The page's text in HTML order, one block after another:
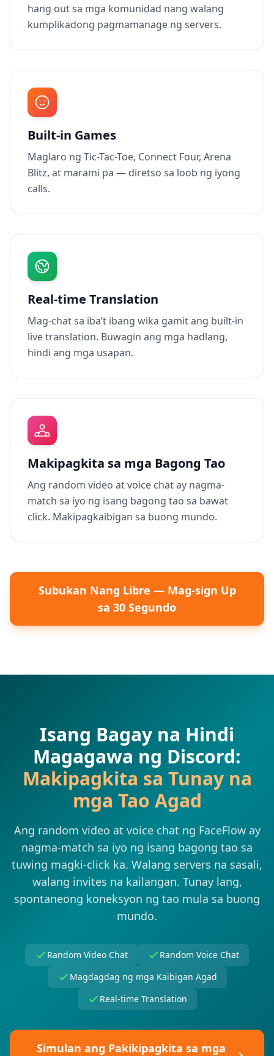
hang out sa mga komunidad nang walang
kumplikadong pagmamanage ng servers.
Built-in Games
Maglaro ng Tic-Tac-Toe, Connect Four, Arena
Blitz, at marami pa — diretso sa loob ng iyong
calls.
Real-time Translation
Mag-chat sa iba’t ibang wika gamit ang built-in
live translation. Buwagin ang mga hadlang,
hindi ang mga usapan.
Makipagkita sa mga Bagong Tao
Ang random video at voice chat ay nagma-
match sa iyo ng isang bagong tao sa bawat
click. Makipagkaibigan sa buong mundo.
Subukan Nang Libre — Mag-sign Up
sa 30 Segundo
Isang Bagay na Hindi
Magagawa ng Discord:
Makipagkita sa Tunay na
mga Tao Agad
Ang random video at voice chat ng FaceFlow ay
nagma-match sa iyo ng isang bagong tao sa
tuwing magki-click ka. Walang servers na sasali,
walang invites na kailangan. Tunay lang,
spontaneong koneksyon ng tao mula sa buong
mundo.
Random Video Chat
Random Voice Chat
Magdagdag ng mga Kaibigan Agad
Real-time Translation
Simulan ang Pakikipagkita sa mga